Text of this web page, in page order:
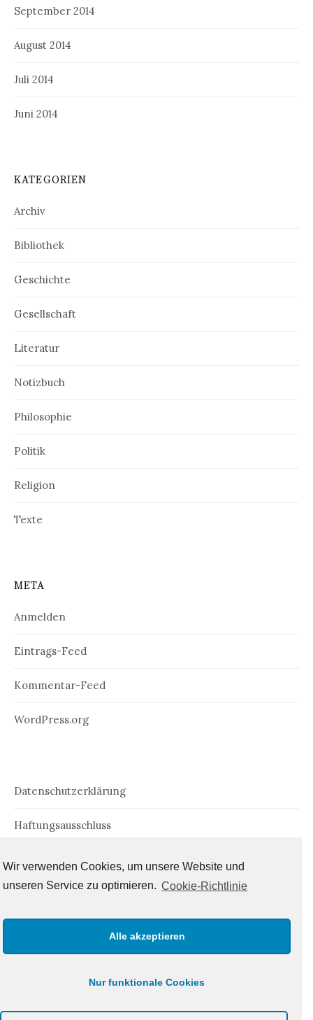
Wir verwenden Cookies, um unsere Website und
unseren Service zu optimieren. Cookie-Richtlinie
Alle akzeptieren
Nur funktionale Cookies
September 2014
August 2014
Juli 2014
Juni 2014
KATEGORIEN
Archiv
Bibliothek
Geschichte
Gesellschaft
Literatur
Notizbuch
Philosophie
Politik
Religion
Texte
META
Anmelden
Eintrags-Feed
Kommentar-Feed
WordPress.org
Datenschutzerklärung
Haftungsausschluss
Impressum
Cookie-Richtlinie (EU)